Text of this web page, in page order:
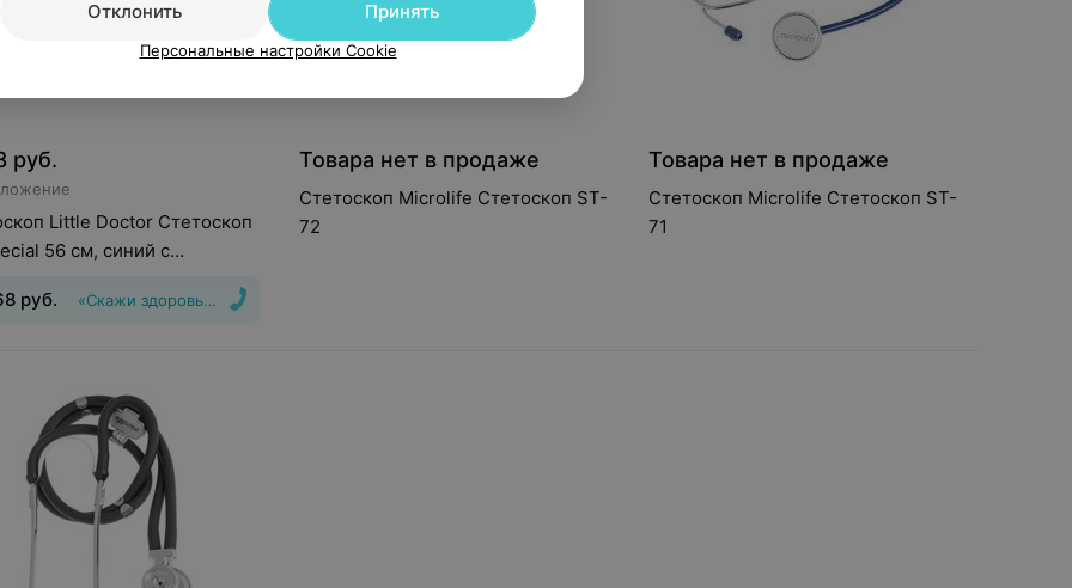
руб.
Little Doctor Стетоскоп
56 см, синий с
«Скажи здоровью Да!»
руб.
Товара нет в продаже
Стетоскоп Microlife Стетоскоп ST-
72
Товара нет в продаже
Стетоскоп Microlife Стетоскоп ST-
71
Отклонить
Принять
Персональные настройки Cookie